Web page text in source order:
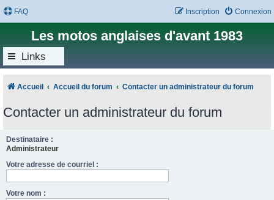
FAQ Connexion
Inscription
Les motos anglaises d'avant 1983
Links
Accueil Accueil du forum Contacter un administrateur du forum
Contacter un administrateur du forum
Destinataire :
Administrateur
Votre adresse de courriel :
Votre nom :